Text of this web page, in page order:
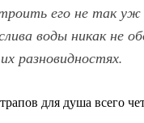
его не так
воды никак не
разновидностях.
для душа всего